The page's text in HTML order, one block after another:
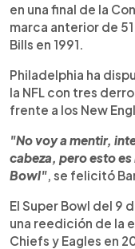
en una final de la
marca anterior de
Bills en 1991.
Philadelphia ha
la NFL con tres
frente a los New
"No voy a mentir,
cabeza, pero esto
Bowl", se felicitó
El Super Bowl del 9
una reedición de la
Chiefs y Eagles en